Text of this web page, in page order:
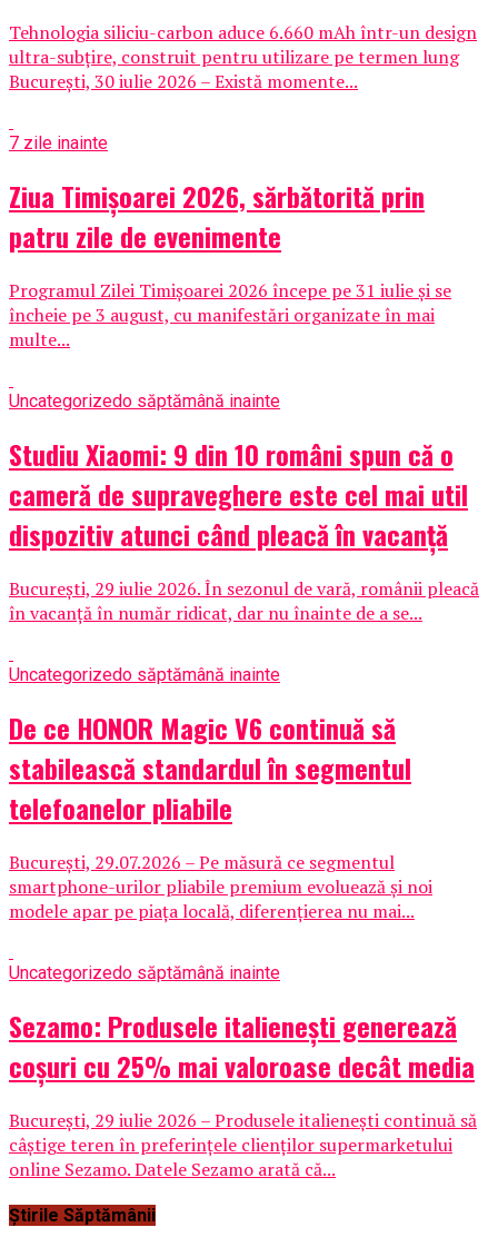
Tehnologia siliciu-carbon aduce 6.660 mAh într-un design
ultra-subțire, construit pentru utilizare pe termen lung
București, 30 iulie 2026 – Există momente...
7 zile inainte
Ziua Timișoarei 2026, sărbătorită prin
patru zile de evenimente
Programul Zilei Timișoarei 2026 începe pe 31 iulie și se
încheie pe 3 august, cu manifestări organizate în mai
multe...
Uncategorizedo săptămână inainte
Studiu Xiaomi: 9 din 10 români spun că o
cameră de supraveghere este cel mai util
dispozitiv atunci când pleacă în vacanță
București, 29 iulie 2026. În sezonul de vară, românii pleacă
în vacanță în număr ridicat, dar nu înainte de a se...
Uncategorizedo săptămână inainte
De ce HONOR Magic V6 continuă să
stabilească standardul în segmentul
telefoanelor pliabile
București, 29.07.2026 – Pe măsură ce segmentul
smartphone-urilor pliabile premium evoluează și noi
modele apar pe piața locală, diferențierea nu mai...
Uncategorizedo săptămână inainte
Sezamo: Produsele italienești generează
coșuri cu 25% mai valoroase decât media
București, 29 iulie 2026 – Produsele italienești continuă să
câștige teren în preferințele clienților supermarketului
online Sezamo. Datele Sezamo arată că...
Știrile Săptămânii